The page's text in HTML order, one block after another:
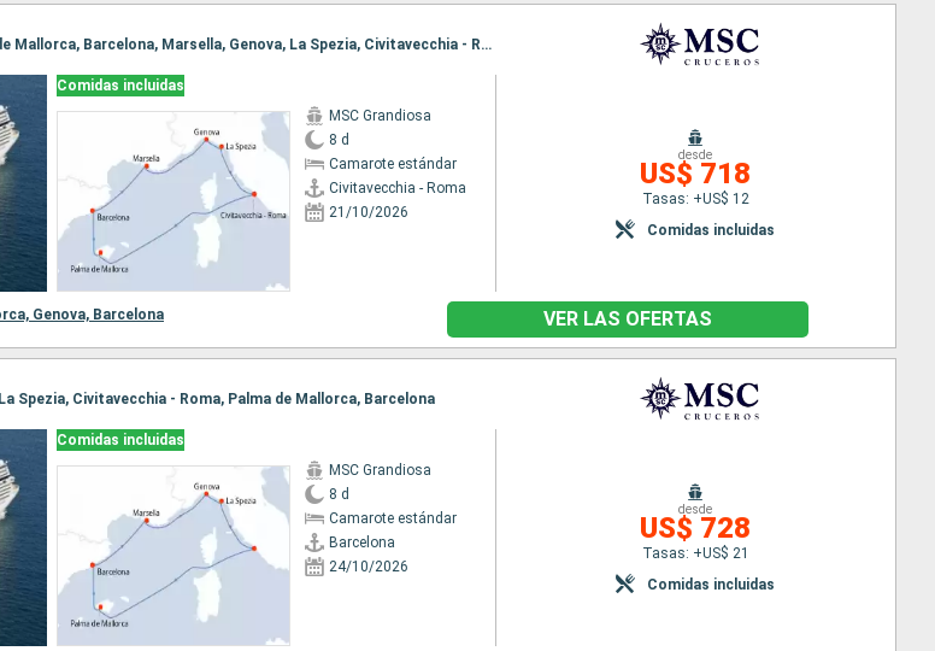
Itinerario : Civitavecchia - Roma, Palma de Mallorca, Barcelona, Marsella, Genova, La Spezia, Civitavecchia - Roma
Comidas incluidas
MSC Grandiosa
8 d
Camarote estándar
Civitavecchia - Roma
21/10/2026
desde
US$ 718
Tasas: +US$ 12
Comidas incluidas
Genova, Barcelona VER LAS OFERTAS
Spezia, Civitavecchia - Roma, Palma de Mallorca, Barcelona
Comidas incluidas
MSC Grandiosa
8 d
Camarote estándar
Barcelona
24/10/2026
desde
US$ 728
Tasas: +US$ 21
Comidas incluidas